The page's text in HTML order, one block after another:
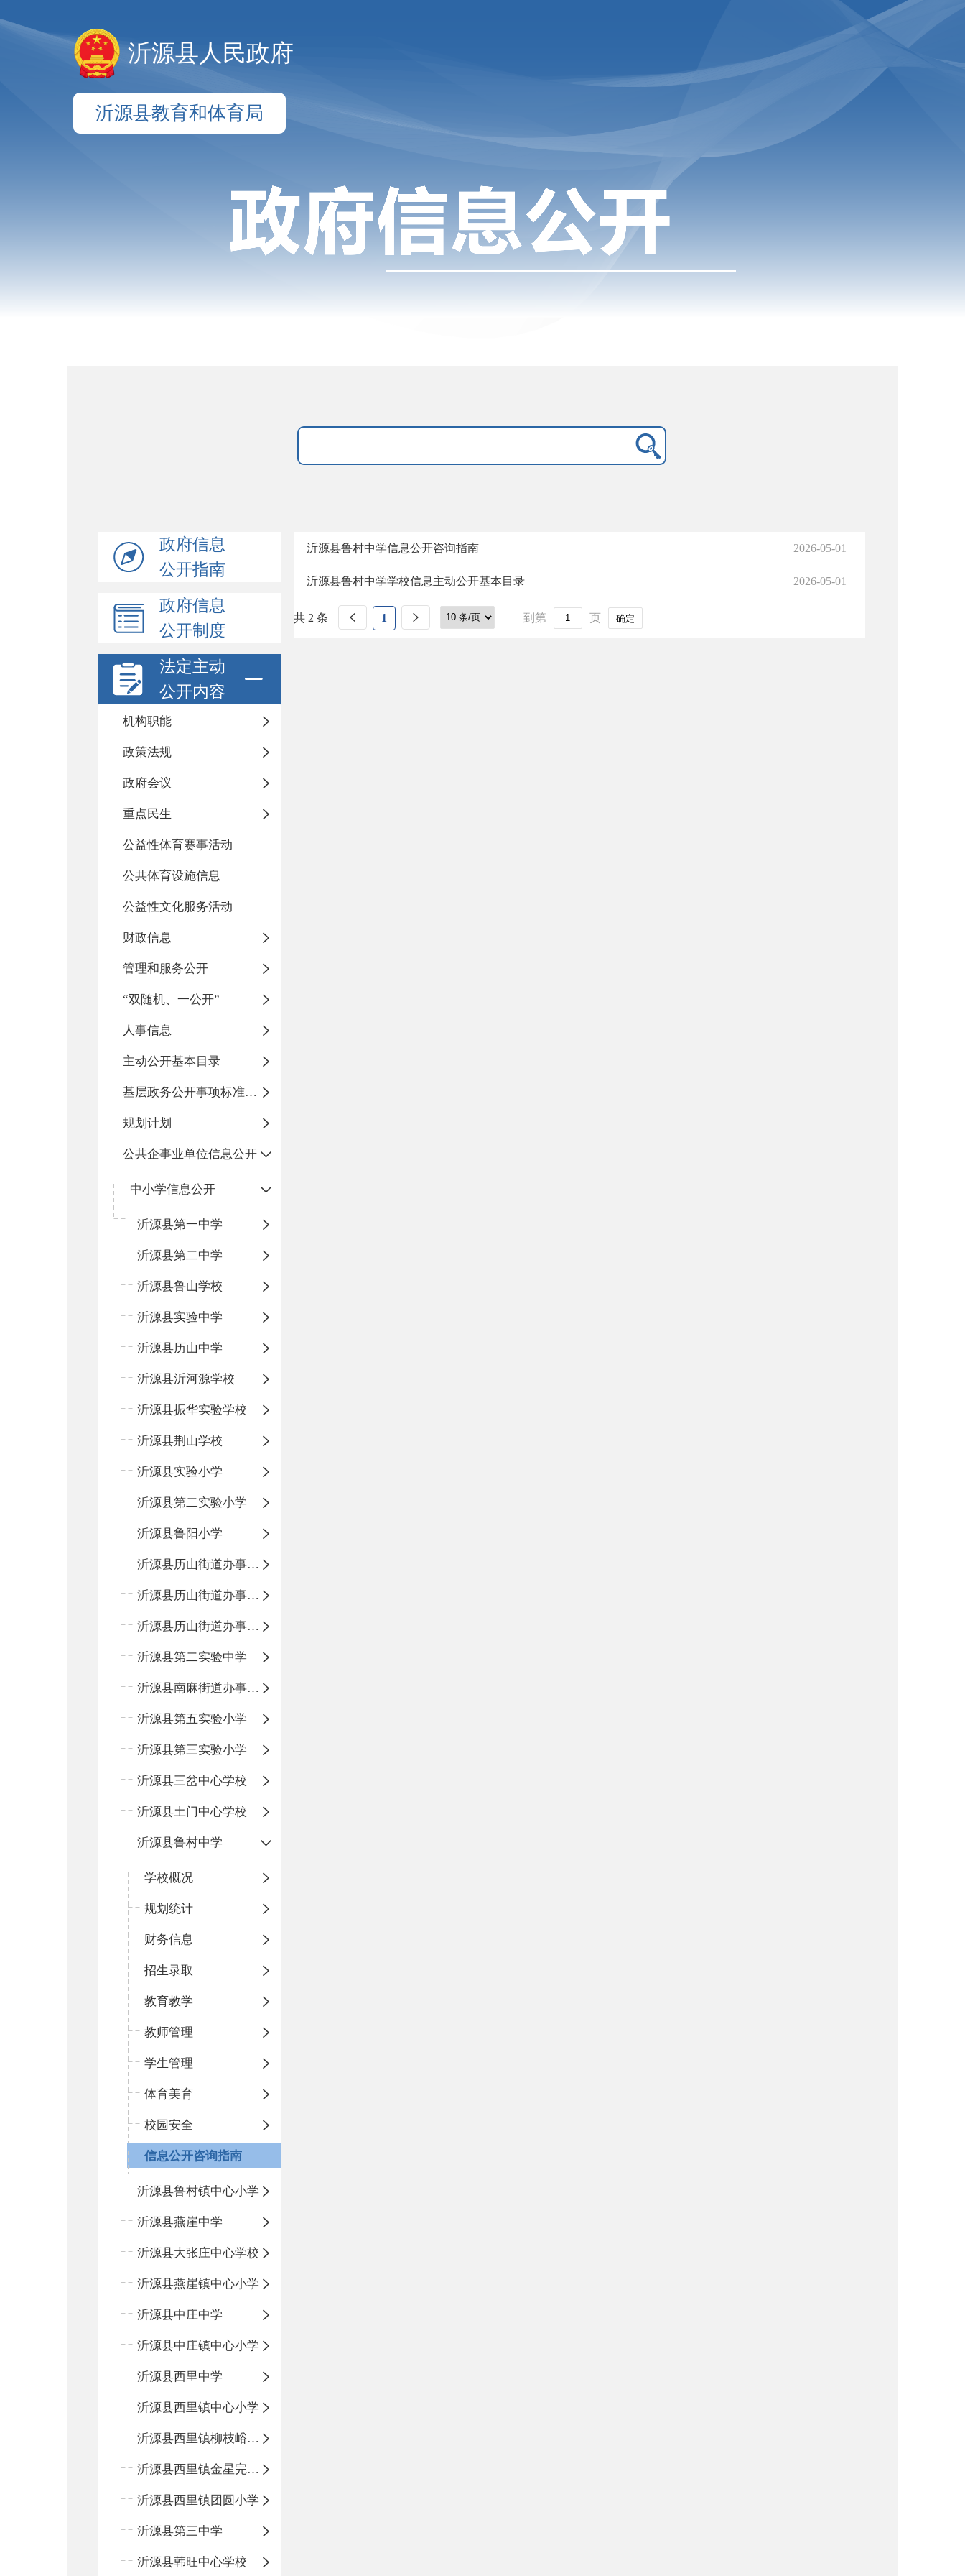
沂源县人民政府
沂源县教育和体育局
政府信息
公开指南
政府信息
公开制度
法定主动
公开内容
机构职能
政策法规
政府会议
重点民生
公益性体育赛事活动
公共体育设施信息
公益性文化服务活动
财政信息
管理和服务公开
“双随机、一公开”
人事信息
主动公开基本目录
基层政务公开事项标准目录
规划计划
公共企事业单位信息公开
中小学信息公开
沂源县第一中学
沂源县第二中学
沂源县鲁山学校
沂源县实验中学
沂源县历山中学
沂源县沂河源学校
沂源县振华实验学校
沂源县荆山学校
沂源县实验小学
沂源县第二实验小学
沂源县鲁阳小学
沂源县历山街道办事处振兴路小学
沂源县历山街道办事处荆山路小学
沂源县历山街道办事处鲁山路小学
沂源县第二实验中学
沂源县南麻街道办事处中心小学
沂源县第五实验小学
沂源县第三实验小学
沂源县三岔中心学校
沂源县土门中心学校
沂源县鲁村中学
学校概况
规划统计
财务信息
招生录取
教育教学
教师管理
学生管理
体育美育
校园安全
信息公开咨询指南
沂源县鲁村镇中心小学
沂源县燕崖中学
沂源县大张庄中心学校
沂源县燕崖镇中心小学
沂源县中庄中学
沂源县中庄镇中心小学
沂源县西里中学
沂源县西里镇中心小学
沂源县西里镇柳枝峪回民小学
沂源县西里镇金星完全小学
沂源县西里镇团圆小学
沂源县第三中学
沂源县韩旺中心学校
沂源县鲁村中学信息公开咨询指南 2026-05-01
沂源县鲁村中学学校信息主动公开基本目录 2026-05-01
共 2 条 1 到第 页 确定